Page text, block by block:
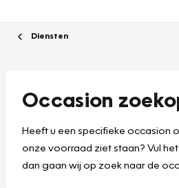
Diensten
Occasion
Heeft u een specifieke occasion
onze voorraad ziet staan? Vul
dan gaan wij op zoek naar de